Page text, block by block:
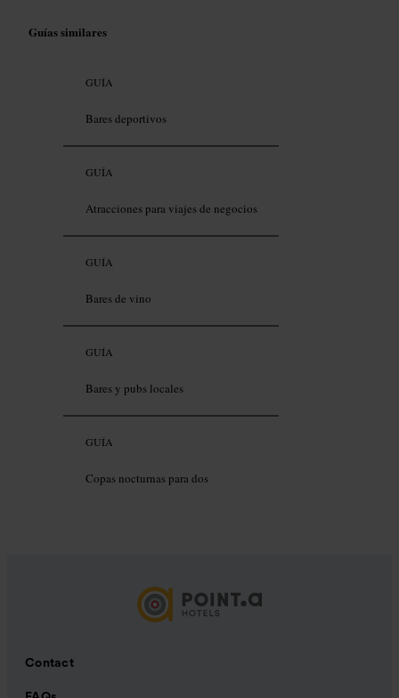
Guías similares
GUÍA
Bares deportivos
GUÍA
Atracciones para viajes de negocios
GUÍA
Bares de vino
GUÍA
Bares y pubs locales
GUÍA
Copas nocturnas para dos
Contact